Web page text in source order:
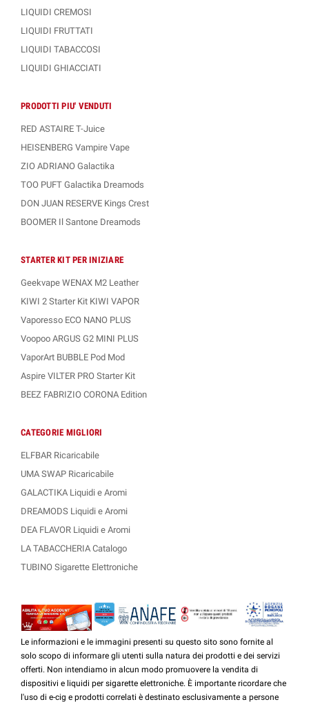
LIQUIDI CREMOSI
LIQUIDI FRUTTATI
LIQUIDI TABACCOSI
LIQUIDI GHIACCIATI
PRODOTTI PIU' VENDUTI
RED ASTAIRE T-Juice
HEISENBERG Vampire Vape
ZIO ADRIANO Galactika
TOO PUFT Galactika Dreamods
DON JUAN RESERVE Kings Crest
BOOMER Il Santone Dreamods
STARTER KIT PER INIZIARE
Geekvape WENAX M2 Leather
KIWI 2 Starter Kit KIWI VAPOR
Vaporesso ECO NANO PLUS
Voopoo ARGUS G2 MINI PLUS
VaporArt BUBBLE Pod Mod
Aspire VILTER PRO Starter Kit
BEEZ FABRIZIO CORONA Edition
CATEGORIE MIGLIORI
ELFBAR Ricaricabile
UMA SWAP Ricaricabile
GALACTIKA Liquidi e Aromi
DREAMODS Liquidi e Aromi
DEA FLAVOR Liquidi e Aromi
LA TABACCHERIA Catalogo
TUBINO Sigarette Elettroniche
Le informazioni e le immagini presenti su questo sito sono fornite al
solo scopo di informare gli utenti sulla natura dei prodotti e dei servizi
offerti. Non intendiamo in alcun modo promuovere la vendita di
dispositivi e liquidi per sigarette elettroniche. È importante ricordare che
l'uso di e-cig e prodotti correlati è destinato esclusivamente a persone